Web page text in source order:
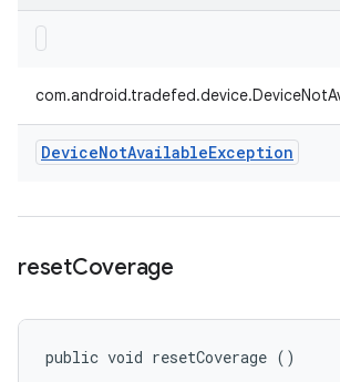
DeviceNotAvailableException
resetCoverage
public void resetCoverage ()